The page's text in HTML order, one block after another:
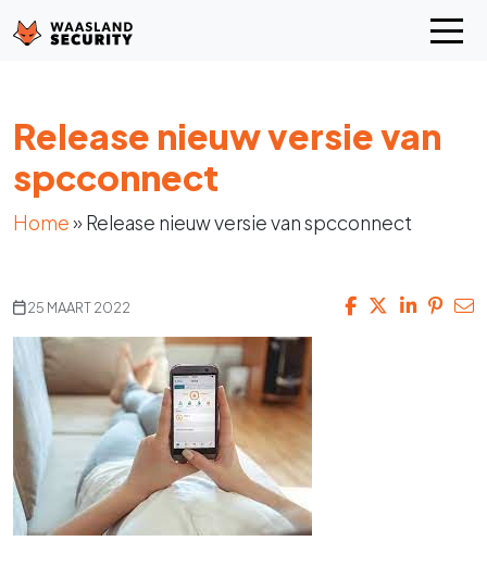
Release nieuw versie van
spcconnect
Home»Release nieuw versie van spcconnect
25 MAART 2022